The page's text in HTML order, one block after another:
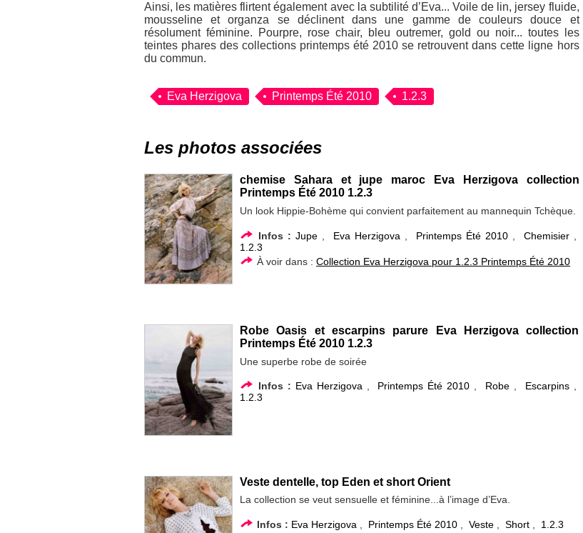
Ainsi, les matières flirtent également avec la subtilité d’Eva... Voile de lin, jersey fluide,
mousseline et organza se déclinent dans une gamme de couleurs douce et
résolument féminine. Pourpre, rose chair, bleu outremer, gold ou noir... toutes les
teintes phares des collections printemps été 2010 se retrouvent dans cette ligne hors
du commun.
Eva Herzigova Printemps Été 2010 1.2.3
Les photos associées
chemise Sahara et jupe maroc Eva Herzigova collection
Printemps Été 2010 1.2.3
Un look Hippie-Bohème qui convient parfaitement au mannequin Tchèque.
Infos : Jupe, Eva Herzigova Printemps Été 2010, Chemisier,
1.2.3
À voir dans :Collection Eva Herzigova pour 1.2.3 Printemps Été 2010
Robe Oasis et escarpins parure Eva Herzigova collection
Printemps Été 2010 1.2.3
Une superbe robe de soirée
Infos : Eva Herzigova, Printemps Été 2010 , Robe, Escarpins,
1.2.3
Veste dentelle, top Eden et short Orient
La collection se veut sensuelle et féminine...à l’image d’Eva.
Infos : Eva Herzigova Printemps Été 2010 ,Veste ,Short 1.2.3